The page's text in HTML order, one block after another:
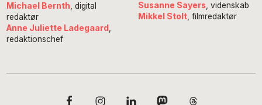
Michael Bernth, digital
redaktør
Anne Juliette Ladegaard ,
redaktionschef
Susanne Sayers, videnskab
Mikkel Stolt, filmredaktør